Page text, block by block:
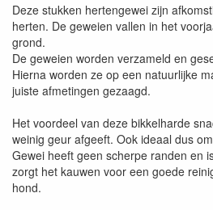
Deze stukken hertengewei zijn
herten. De geweien vallen in het
grond.
De geweien worden verzameld en
Hierna worden ze op een natuurlijke
juiste afmetingen gezaagd.
Het voordeel van deze bikkelharde
weinig geur afgeeft. Ook ideaal dus
Gewei heeft geen scherpe randen en
zorgt het kauwen voor een goede
hond.